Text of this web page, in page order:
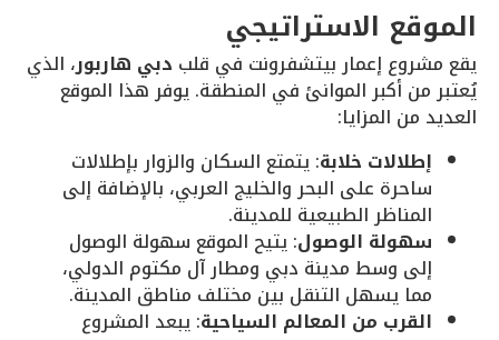
الموقع الاستراتيجي
يقع مشروع إعمار بيتشفرونت في قلب دبي هاربور، الذي
يُعتبر من أكبر الموانئ في المنطقة. يوفر هذا الموقع
العديد من المزايا:
إطلالات خلابة: يتمتع السكان والزوار بإطلالات
ساحرة على البحر والخليج العربي، بالإضافة إلى
المناظر الطبيعية للمدينة.
سهولة الوصول: يتيح الموقع سهولة الوصول
إلى وسط مدينة دبي ومطار آل مكتوم الدولي،
مما يسهل التنقل بين مختلف مناطق المدينة.
القرب من المعالم السياحية: يبعد المشروع